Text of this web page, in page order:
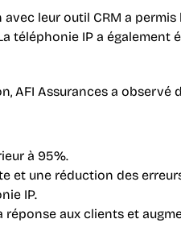
leur outil CRM a
téléphonie IP a également
AFI Assurances a observé
à 95%.
et une réduction des
IP.
aux clients et